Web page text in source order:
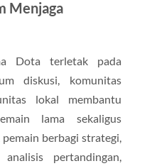
Menjaga
Dota terletak pada
diskusi, komunitas
lokal membantu
lama sekaligus
berbagi strategi,
pertandingan,